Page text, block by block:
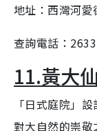
地址：西灣河愛
查詢電話：
11.黃大
「日式庭院」
對大自然的崇